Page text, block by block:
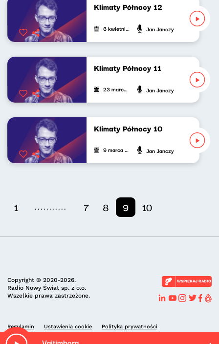
Klimaty Północy 12
6 kwietnia 2022 Jan Janczy
Klimaty Północy 11
23 marca 2022 Jan Janczy
Klimaty Północy 10
9 marca 2022 Jan Janczy
1 ........... 7 8 9 10
Copyright © 2020-2026.
Radio Nowy Świat sp. z o.o.
Wszelkie prawa zastrzeżone.
WSPIERAJ RADIO
Regulamin Ustawienia cookie Polityka prywatności